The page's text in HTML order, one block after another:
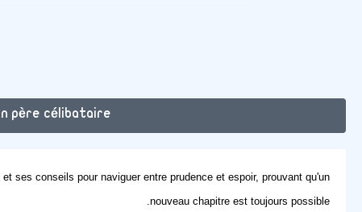
père célibataire ?
ses conseils pour naviguer entre prudence et espoir, prouvant qu'un
nouveau chapitre est toujours possible.